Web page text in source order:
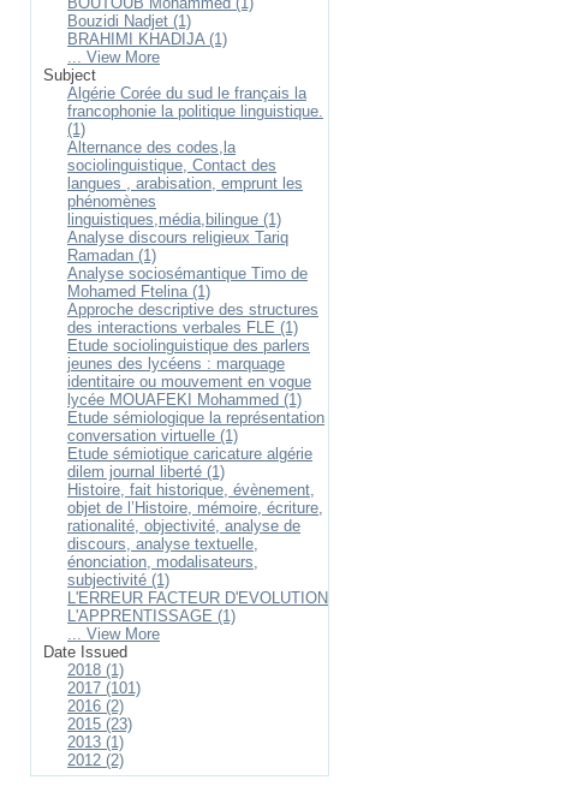
Bouzidi Nadjet (1)
BRAHIMI KHADIJA (1)
... View More
Subject
Algérie Corée du sud le français la
francophonie la politique linguistique.
(1)
Alternance des codes,la
sociolinguistique, Contact des
langues , arabisation, emprunt les
phénomènes
linguistiques,média,bilingue (1)
Analyse discours religieux Tariq
Ramadan (1)
Analyse sociosémantique Timo de
Mohamed Ftelina (1)
Approche descriptive des structures
des interactions verbales FLE (1)
Etude sociolinguistique des parlers
jeunes des lycéens : marquage
identitaire ou mouvement en vogue
lycée MOUAFEKI Mohammed (1)
Etude sémiologique la représentation
conversation virtuelle (1)
Etude sémiotique caricature algérie
dilem journal liberté (1)
Histoire, fait historique, évènement,
objet de l’Histoire, mémoire, écriture,
rationalité, objectivité, analyse de
discours, analyse textuelle,
énonciation, modalisateurs,
subjectivité (1)
L'ERREUR FACTEUR D'EVOLUTION
L'APPRENTISSAGE (1)
... View More
Date Issued
2018 (1)
2017 (101)
2016 (2)
2015 (23)
2013 (1)
2012 (2)